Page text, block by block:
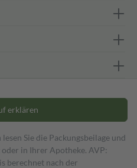
erklären
Sie die Packungsbeilage und
in Ihrer Apotheke. AVP:
berechnet nach der